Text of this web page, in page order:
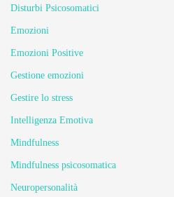
Disturbi Psicosomatici
Emozioni
Emozioni Positive
Gestione emozioni
Gestire lo stress
Intelligenza Emotiva
Mindfulness
Mindfulness psicosomatica
Neuropersonalità